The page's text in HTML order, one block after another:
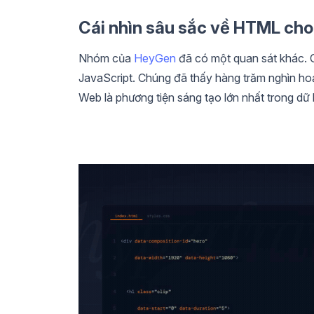
Cái nhìn sâu sắc về HTML
Nhóm của HeyGen đã có một quan sát khác.
JavaScript. Chúng đã thấy hàng trăm nghìn
Web là phương tiện sáng tạo lớn nhất trong